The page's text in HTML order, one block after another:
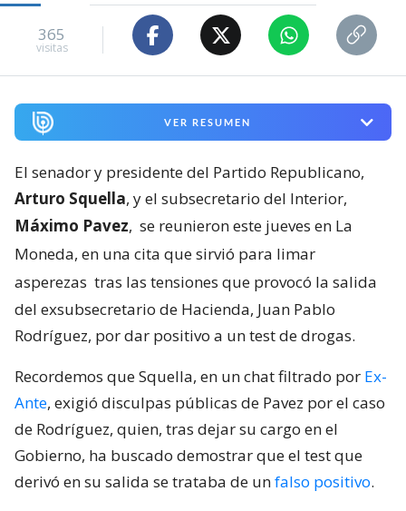
365
visitas
VER RESUMEN
El senador y presidente del Partido Republicano,
Arturo Squella, y el subsecretario del Interior,
Máximo Pavez, se reunieron este jueves en La
Moneda, en una cita que sirvió para limar
asperezas tras las tensiones que provocó la salida
del exsubsecretario de Hacienda, Juan Pablo
Rodríguez, por dar positivo a un test de drogas.
Recordemos que Squella, en un chat filtrado por Ex-
Ante, exigió disculpas públicas de Pavez por el caso
de Rodríguez, quien, tras dejar su cargo en el
Gobierno, ha buscado demostrar que el test que
derivó en su salida se trataba de unfalso positivo.